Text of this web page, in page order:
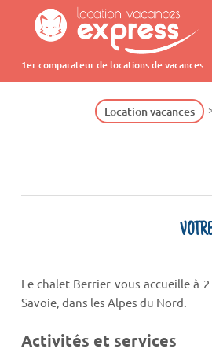
1er comparateur de locations de vacances
Location vacances
Le chalet Berrier vous accueille à
Savoie, dans les Alpes du Nord.
Activités et services